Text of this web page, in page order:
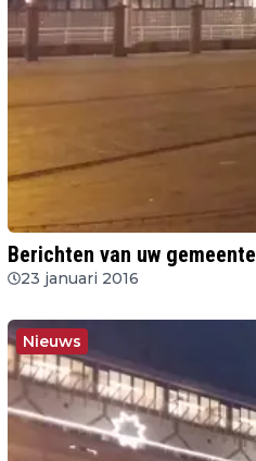
Berichten van uw gemeente
23 januari 2016
Nieuws